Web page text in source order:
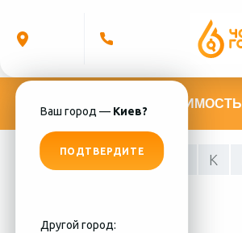
Ваш город — Киев?
ПОДТВЕРДИТЕ
Другой город:
РАССЧИТАТЬ СТОИМОСТЬ
C D K